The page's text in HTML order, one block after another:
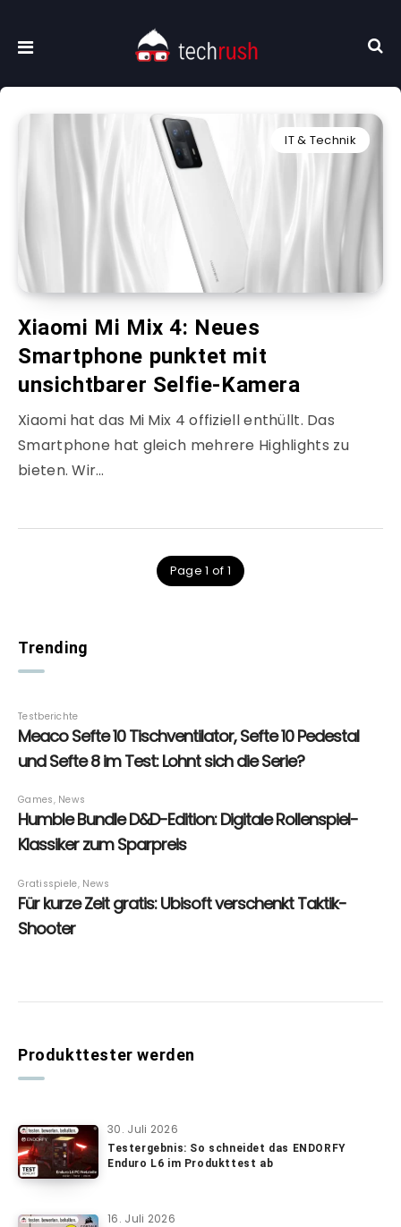
IT & Technik
Xiaomi Mi Mix 4: Neues
Smartphone punktet mit
unsichtbarer Selfie-Kamera
Xiaomi hat das Mi Mix 4 offiziell enthüllt. Das
Smartphone hat gleich mehrere Highlights zu
bieten. Wir…
Page 1 of 1
Trending
Produkttester werden
30. Juli 2026
Testergebnis: So schneidet das ENDORFY
Enduro L6 im Produkttest ab
16. Juli 2026